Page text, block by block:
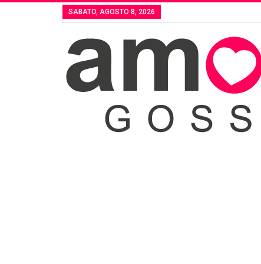
SABATO, AGOSTO 8, 2026